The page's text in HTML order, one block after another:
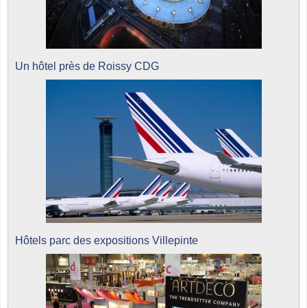
Un hôtel près de Roissy CDG
Hôtels parc des expositions Villepinte